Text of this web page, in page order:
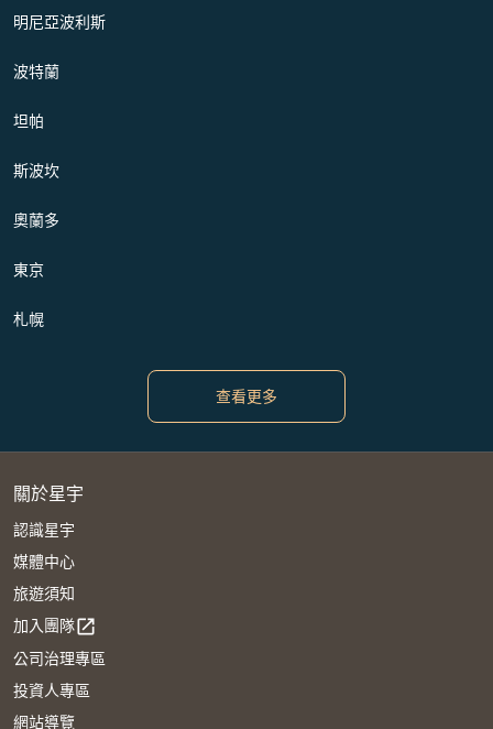
明尼亞波利斯
波特蘭
坦帕
斯波坎
奧蘭多
東京
札幌
查看更多
關於星宇
認識星宇
媒體中心
旅遊須知
加入團隊open_in_new
公司治理專區
投資人專區
網站導覽